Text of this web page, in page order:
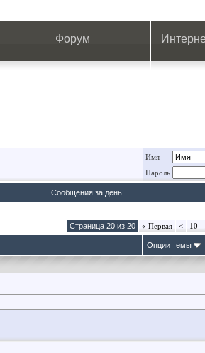
Форум
Имя
Пароль
Сообщения за день
Страница 20 из 20 « Первая < 10
Опции темы